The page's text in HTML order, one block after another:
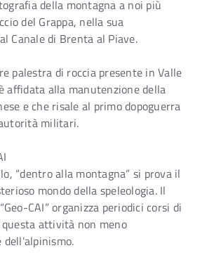
della montagna a noi più
del Grappa, nella sua
Canale di Brenta al Piave.
palestra di roccia presente in Valle
affidata alla manutenzione della
e che risale al primo dopoguerra
militari.
“dentro alla montagna” si prova il
mondo della speleologia. Il
CAI” organizza periodici corsi di
attività non meno